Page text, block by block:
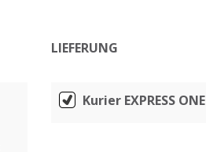
LIEFERUNG
Kurier EXPRESS ONE